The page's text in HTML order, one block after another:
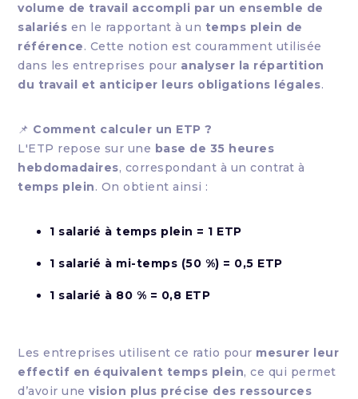
volume de travail accompli par un ensemble de
salariés en le rapportant à un temps plein de
référence. Cette notion est couramment utilisée
dans les entreprises pour analyser la répartition
du travail et anticiper leurs obligations légales.
📌 Comment calculer un ETP ?
L'ETP repose sur une base de 35 heures
hebdomadaires, correspondant à un contrat à
temps plein. On obtient ainsi :
1 salarié à temps plein = 1 ETP
1 salarié à mi-temps (50 %) = 0,5 ETP
1 salarié à 80 % = 0,8 ETP
Les entreprises utilisent ce ratio pour mesurer leur
effectif en équivalent temps plein, ce qui permet
d’avoir unevision plus précise des ressources